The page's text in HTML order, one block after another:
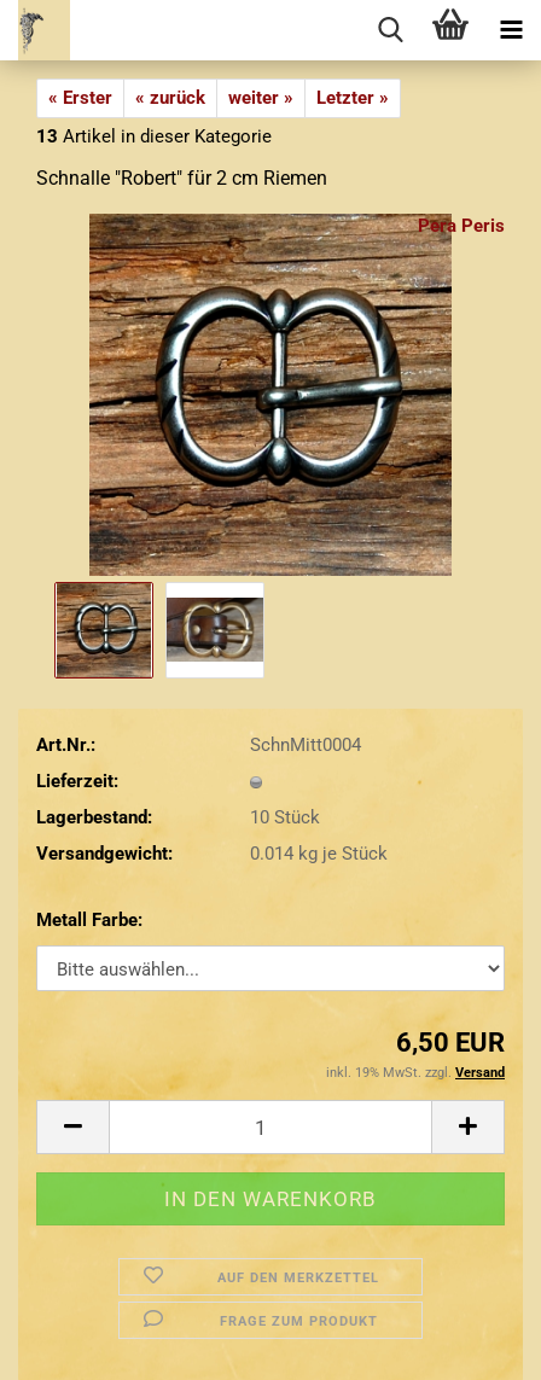
« Erster « zurück weiter »
Letzter »
13 Artikel in dieser Kategorie
Schnalle "Robert" für 2 cm Riemen
Pera Peris
Art.Nr.:
SchnMitt0004
Lieferzeit:
Lagerbestand:
10 Stück
Versandgewicht:
0.014kg je Stück
Metall Farbe:
6,50 EUR
inkl. 19% MwSt. zzgl. Versand
AUF DEN MERKZETTEL
FRAGE ZUM PRODUKT